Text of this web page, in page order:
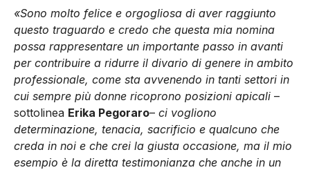
«Sono molto felice e orgogliosa di aver raggiunto
questo traguardo e credo che questa mia nomina
possa rappresentare un importante passo in avanti
per contribuire a ridurre il divario di genere in ambito
professionale, come sta avvenendo in tanti settori in
cui sempre più donne ricoprono posizioni apicali –
sottolinea Erika Pegoraro– ci vogliono
determinazione, tenacia, sacrificio e qualcuno che
creda in noi e che crei la giusta occasione, ma il mio
esempio è la diretta testimonianza che anche in un